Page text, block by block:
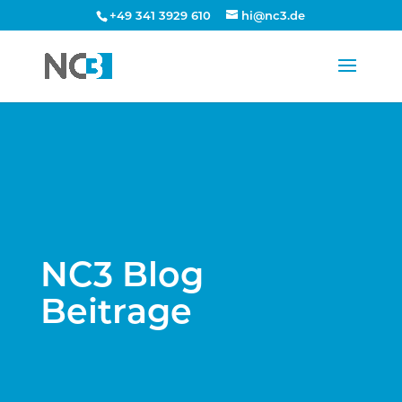
+49 341 3929 610 hi@nc3.de
NC3 Blog
Beitrage